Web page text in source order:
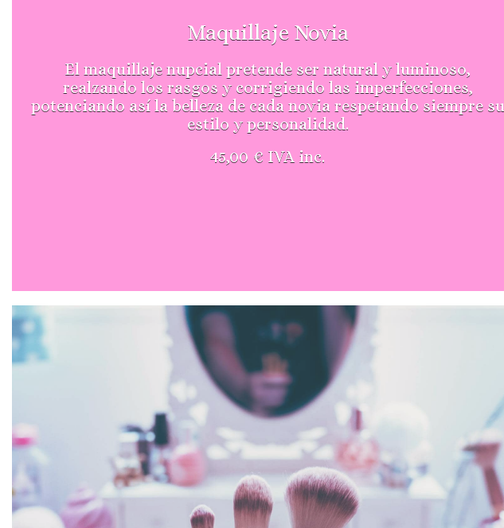
Maquillaje Novia
El maquillaje nupcial pretende ser natural y luminoso,
realzando los rasgos y corrigiendo las imperfecciones,
potenciando así la belleza de cada novia respetando siempre su
estilo y personalidad.
45,00 € IVA inc.